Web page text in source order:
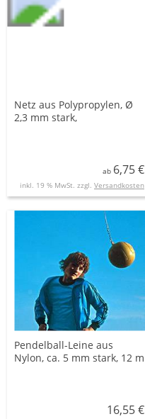
Netz aus Polypropylen, Ø
2,3 mm stark,
ab 6,75 €
inkl. 19 % MwSt. zzgl. Versandkosten
Pendelball-Leine aus
Nylon, ca. 5 mm stark, 12 m
16,55 €